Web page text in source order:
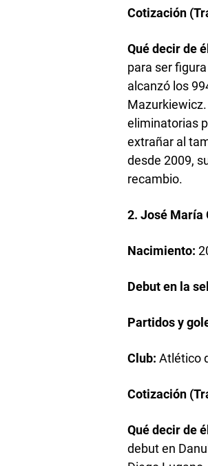
Cotización
Qué decir de
para ser
alcanzó los
eliminatorias
extrañar al
desde 2009,
recambio.
2. José María
Nacimiento:
Debut en la
Partidos y
Club:Atlético
Cotización
Qué decir de
debut en